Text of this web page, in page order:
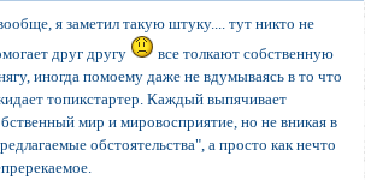
я заметил такую штуку.... тут никто не
друг другу
все толкают собственную
иногда помоему даже не вдумываясь в то что
топикстартер. Каждый выпячивает
мир и мировосприятие, но не вникая в
обстоятельства", а просто как нечто